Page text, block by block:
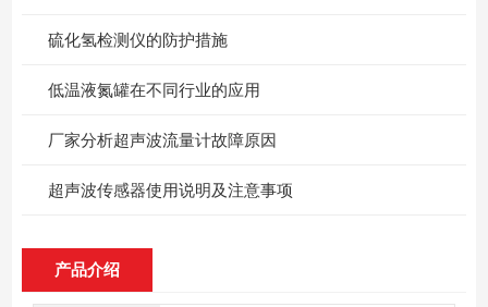
硫化氢检测仪的防护措施
低温液氮罐在不同行业的应用
厂家分析超声波流量计故障原因
超声波传感器使用说明及注意事项
产品介绍